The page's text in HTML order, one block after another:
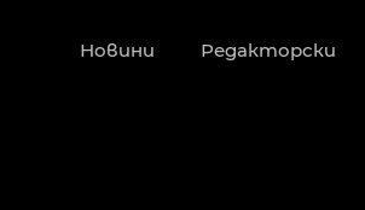
Новини Редакторски